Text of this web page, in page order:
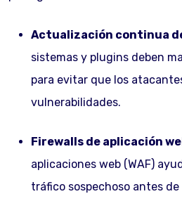
Actualización continua
sistemas y plugins deben
para evitar que los
vulnerabilidades.
Firewalls de aplicación
aplicaciones web (WAF)
tráfico sospechoso antes